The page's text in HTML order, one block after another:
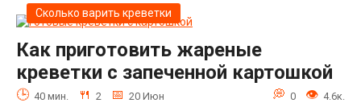
Сколько варить креветки
Как приготовить жареные
креветки с запеченной картошкой
40 мин. 2 20 Июн 0 4.6к.